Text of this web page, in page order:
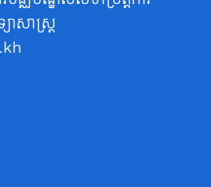
ាសាស្ត្រ